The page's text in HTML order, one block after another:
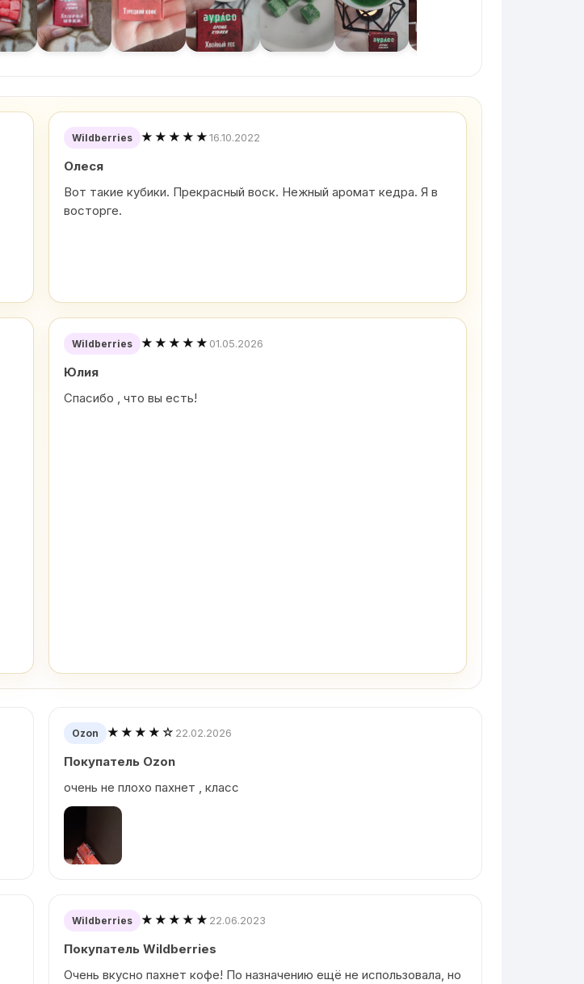
Wildberries ★★★★★16.10.2022
Олеся
Вот такие кубики. Прекрасный воск. Нежный аромат кедра. Я в
восторге.
Wildberries ★★★★★ 01.05.2026
Юлия
Спасибо , что вы есть!
Ozon ★★★★☆ 22.02.2026
Покупатель Ozon
очень не плохо пахнет , класс
Wildberries ★★★★★ 22.06.2023
Покупатель Wildberries
Очень вкусно пахнет кофе! По назначению ещё не использовала, но